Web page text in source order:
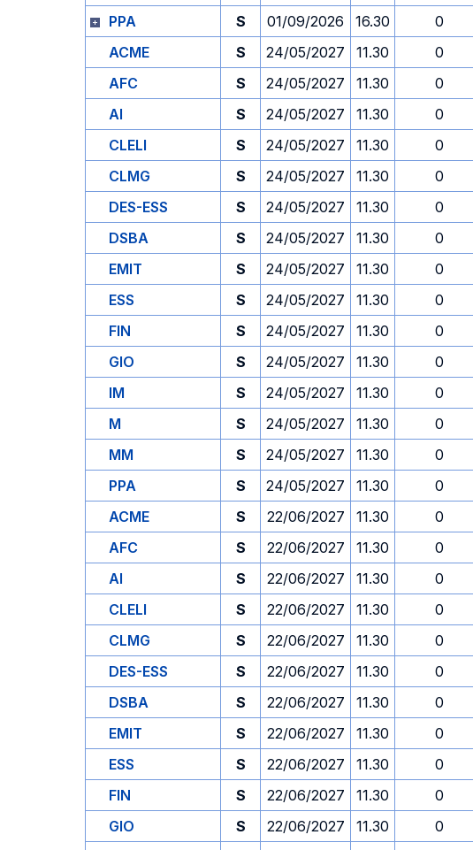
PPA
S 01/09/2026 16.30 0
ACME
S 24/05/2027 11.30 0
AFC
S 24/05/2027 11.30 0
AI
S 24/05/2027 11.30 0
CLELI
S 24/05/2027 11.30 0
CLMG
S 24/05/2027 11.30 0
DES-ESS
S 24/05/2027 11.30 0
DSBA
S 24/05/2027 11.30 0
EMIT
S 24/05/2027 11.30 0
ESS
S 24/05/2027 11.30 0
FIN
S 24/05/2027 11.30 0
GIO
S 24/05/2027 11.30 0
IM
S 24/05/2027 11.30 0
M
S 24/05/2027 11.30 0
MM
S 24/05/2027 11.30 0
PPA
S 24/05/2027 11.30 0
ACME
S 22/06/2027 11.30 0
AFC
S 22/06/2027 11.30 0
AI
S 22/06/2027 11.30 0
CLELI
S 22/06/2027 11.30 0
CLMG
S 22/06/2027 11.30 0
DES-ESS
S 22/06/2027 11.30 0
DSBA
S 22/06/2027 11.30 0
EMIT
S 22/06/2027 11.30 0
ESS
S 22/06/2027 11.30 0
FIN
S 22/06/2027 11.30 0
GIO
S 22/06/2027 11.30 0